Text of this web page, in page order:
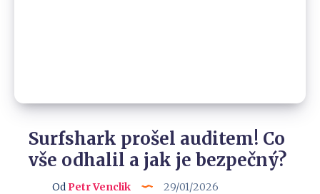
Surfshark prošel auditem! Co
vše odhalil a jak je bezpečný?
Od Petr Venclik 29/01/2026